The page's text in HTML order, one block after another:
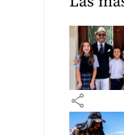
share